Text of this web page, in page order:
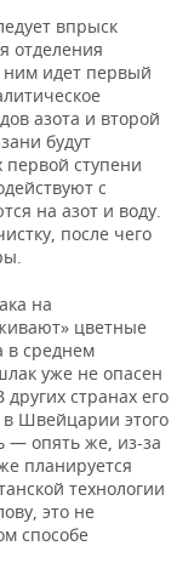
впрыск
отделения
ним идет первый
азота и второй
будут
ступени
с
на азот и воду.
после чего
на
цветные
в среднем
уже не опасен
странах его
в Швейцарии этого
— опять же, из-за
планируется
технологии
это не
способе